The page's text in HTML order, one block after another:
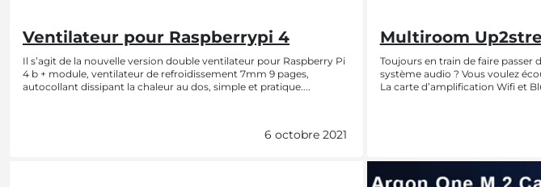
Ventilateur pour Raspberrypi 4
Il s’agit de la nouvelle version double ventilateur pour Raspberry Pi
4 b + module, ventilateur de refroidissement 7mm 9 pages,
autocollant dissipant la chaleur au dos, simple et pratique....
6 octobre 2021
Multiroom
Toujours en train de faire passer
système audio ? Vous voulez
La carte d’amplification Wifi et